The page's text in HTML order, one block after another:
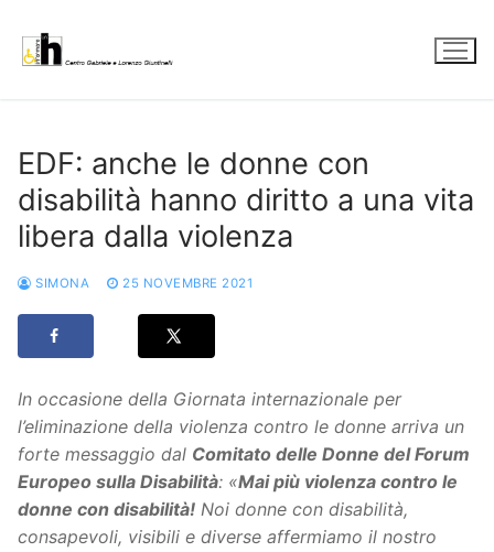
contenuto
EDF: anche le donne con
disabilità hanno diritto a una vita
libera dalla violenza
SIMONA 25 NOVEMBRE 2021
In occasione della Giornata internazionale per
l’eliminazione della violenza contro le donne arriva un
forte messaggio dal Comitato delle Donne del Forum
Europeo sulla Disabilità: «Mai più violenza contro le
donne con disabilità! Noi donne con disabilità,
consapevoli, visibili e diverse affermiamo il nostro